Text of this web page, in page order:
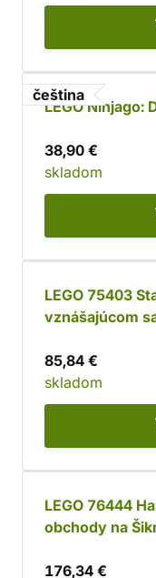
čeština
LEGO Ninjago:
38,90 €
skladom
LEGO 75403
vznášajúcom
85,84 €
skladom
LEGO 76444
obchody na
176,34 €